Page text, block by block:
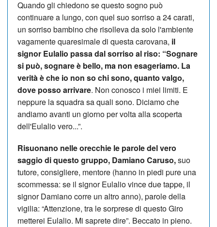
Quando gli chiedono se questo sogno può
continuare a lungo, con quel suo sorriso a 24 carati,
un sorriso bambino che risolleva da solo l'ambiente
vagamente quaresimale di questa carovana, il
signor Eulalio passa dal sorriso al riso: “Sognare
si può, sognare è bello, ma non esageriamo. La
verità è che io non so chi sono, quanto valgo,
dove posso arrivare. Non conosco i miei limiti. E
neppure la squadra sa quali sono. Diciamo che
andiamo avanti un giorno per volta alla scoperta
dell'Eulalio vero...”.
Risuonano nelle orecchie le parole del vero
saggio di questo gruppo, Damiano Caruso,suo
tutore, consigliere, mentore (hanno in piedi pure una
scommessa: se il signor Eulalio vince due tappe, il
signor Damiano corre un altro anno), parole della
vigilia: “Attenzione, tra le sorprese di questo Giro
metterei Eulalio. Mi saprete dire”. Beccato in pieno.